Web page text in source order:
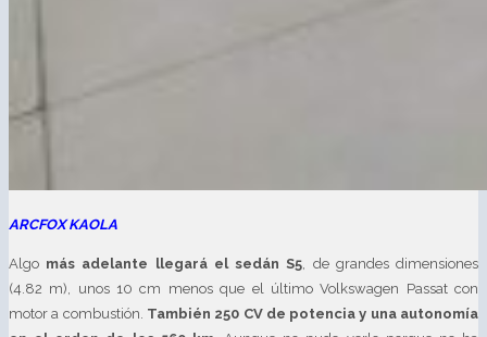
ARCFOX KAOLA
Algo más adelante llegará el sedán S5 , de grandes dimensiones
(4.82 m), unos 10 cm menos que el último Volkswagen Passat con
motor a combustión. También 250 CV de potencia y una autonomía